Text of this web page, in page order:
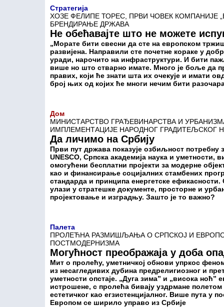
Стратегија
ХОЗЕ ФЕЛИПЕ ТОРЕС, ПРВИ ЧОВЕК КОМПАНИЈЕ
БРЕНДИРАЊЕ ДРЖАВА
Не обећавајте што не можете
„Морате бити свесни да сте на европском
развијена. Направили сте почетне кораке у
уради, нарочито на инфраструктури. И бити
више но што стварно имате. Много је боље да
правих, који ће знати шта их очекује и имати
број њих од којих ће многи нечим бити
Дом
МИНИСТАРСТВО ГРАЂЕВИНАРСТВА И
ИМПЛЕМЕНТАЦИЈЕ НАРОДНОГ ГРАДИТЕЉСКОГ
Да личимо на Србију
Први пут држава показује озбиљност потребну
UNESCO, Српска академија наука и
омогућени бесплатни пројекти за модерне
као и финансирање социјалних стамбених
стандарда и принципа енергетске
улази у стратешке документе, просторне и
пројектовање и изградњу. Зашто је то важно?
Палета
ПРОЛЕЋНА РАЗМИШЉАЊА О СРПСКОЈ И
ПОСТМОДЕРНИЗМА
Могућност преображаја у доба
Мит о пролећу, уметничкој обнови упркос
из несагледивих дубина предрелигиозног и
уметности опстаје. „Дуга зима” и „висока ноћ”
истрошене, с пролећа бивају уздрмане
естетичког као егзистенцијалног. Више пута у
Европом се ширило управо из Србије